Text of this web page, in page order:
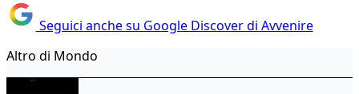
Seguici anche su Google Discover di Avvenire
Altro di Mondo